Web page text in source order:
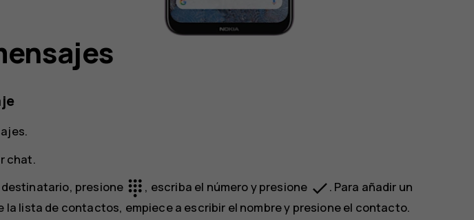
.
chat.
destinatario, presione dialpad , escriba el número y presione done. Para añadir un
la lista de contactos, empiece a escribir el nombre y presione el contacto.